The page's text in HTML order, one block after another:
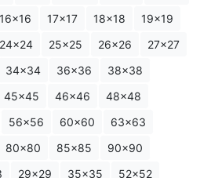
16x16 17x17 18x18
19x19
24x24 25x25 26x26
27x27
34x34 36x36
38x38
45x45 46x46
48x48
56x56 60x60
63x63
80x80 85x85
90x90
29x29 35x35 52x52